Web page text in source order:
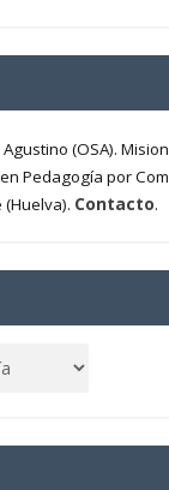
(OSA).
Pedagogía por
Contacto.